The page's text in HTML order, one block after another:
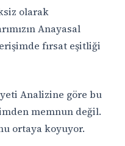
olarak
Anayasal
fırsat eşitliği
Analizine göre bu
memnun değil.
ortaya koyuyor.